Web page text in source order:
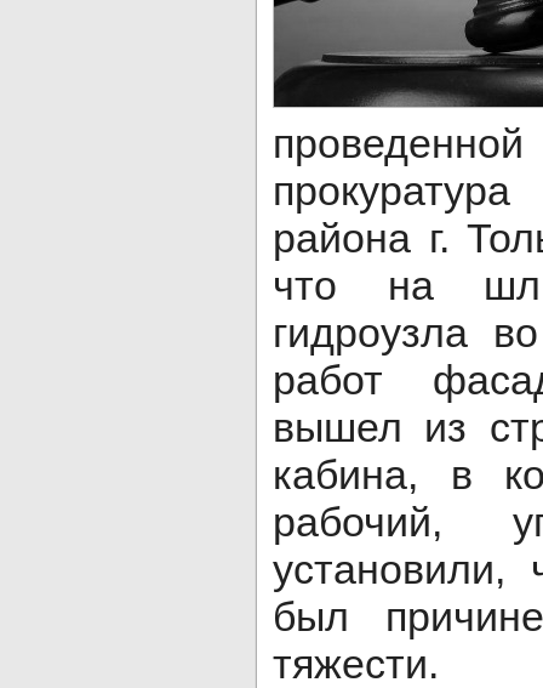
района г.
что на
гидроузла
работ
вышел из
кабина, в
рабочий,
установили,
был
тяжести.